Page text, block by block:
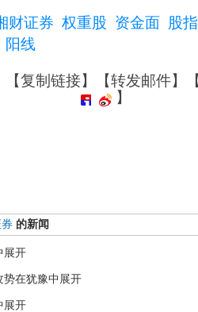
财证券 权重股 资金面
股指
阳线
【复制链接】【转发邮件】
】
的新闻
展开
势在犹豫中展开
展开